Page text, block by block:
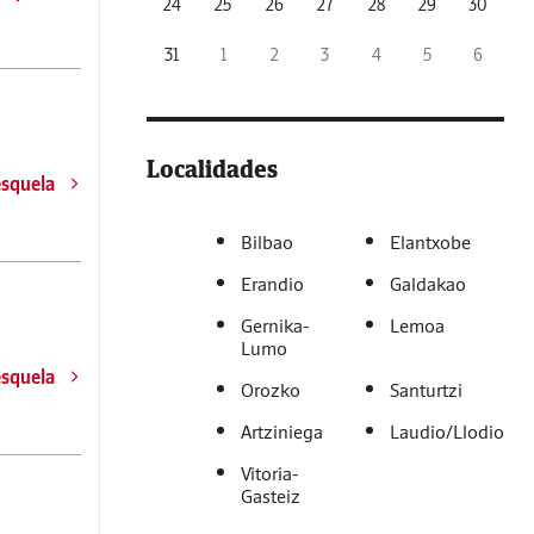
24 25 26 27 28 29 30
31 1 2 3 4 5 6
Localidades
Bilbao
Elantxobe
Erandio
Galdakao
Gernika-
Lumo
Lemoa
Orozko
Santurtzi
Artziniega
Laudio/Llodio
Vitoria-
Gasteiz